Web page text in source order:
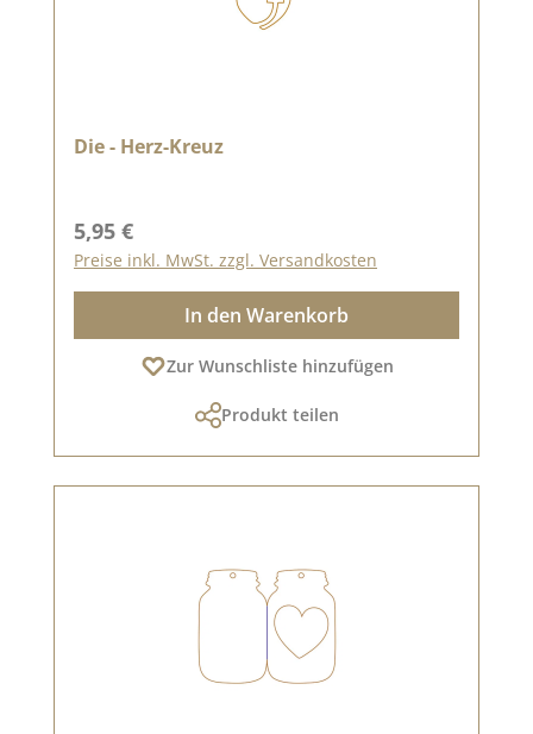
Die - Herz-Kreuz
Regulärer Preis:
5,95 €
Preise inkl. MwSt. zzgl. Versandkosten
In den Warenkorb
Zur Wunschliste hinzufügen
Produkt teilen